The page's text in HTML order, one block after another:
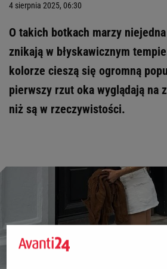
4 sierpnia 2025, 06:30
O takich botkach marzy
znikają w błyskawicznym
kolorze cieszą się ogromną
pierwszy rzut oka wyglądają na
niż są w rzeczywistości.